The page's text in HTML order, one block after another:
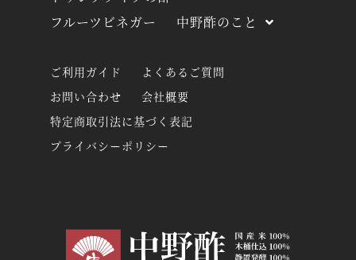
フルーツビネガー
中野酢のこと
ご利用ガイド
よくあるご質問
お問い合わせ
会社概要
特定商取引法に基づく表記
プライバシーポリシー